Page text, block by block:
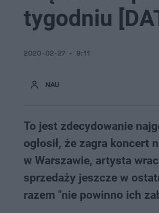
tygodniu
NAU
2020-02-27 9:11
To jest zdecydowanie
ogłosił, że zagra koncert
w Warszawie, artysta
sprzedaży jeszcze w
razem "nie powinno ich